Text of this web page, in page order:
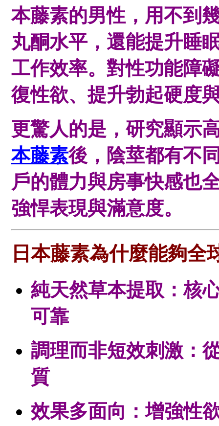
本藤素的男性，用不到
丸酮水平，還能提升睡
工作效率。對性功能障
復性欲、提升勃起硬度
更驚人的是，研究顯示
本藤素後，陰莖都有不
戶的體力與房事快感也
強悍表現與滿意度。
日本藤素為什麼能夠全
純天然草本提取：核
可靠
調理而非短效刺激：
質
效果多面向：增強性